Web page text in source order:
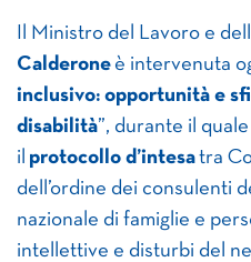
Il Ministro del Lavoro e
Calderone è intervenuta
inclusivo: opportunità e
disabilità”, durante il
il protocollo d’intesatra
dell’ordine dei consulenti
nazionale di famiglie e
intellettive e disturbi del